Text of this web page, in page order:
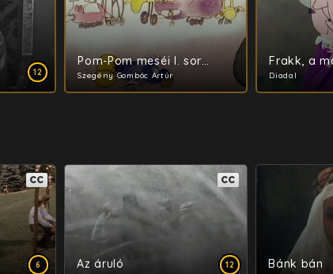
12
Pom-Pom meséi I. sorozat
Szegény Gombóc Artúr Diadal
6
CC
12
CC
Az áruló Bánk bán